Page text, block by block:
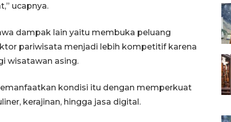
ucapnya.
dampak lain yaitu membuka peluang
pariwisata menjadi lebih kompetitif karena
wisatawan asing.
kondisi itu dengan memperkuat
kerajinan, hingga jasa digital.